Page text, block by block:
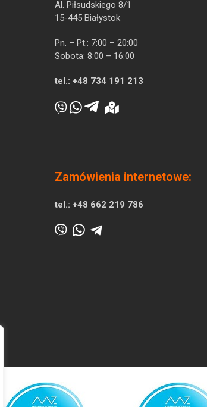
Al. Piłsudskiego 8/1
15-445 Białystok
Pn. – Pt.: 7:00 – 20:00
Sobota: 8:00 – 16:00
tel.: +48 734 191 213
Zamówienia internetowe:
tel.: +48 662 219 786